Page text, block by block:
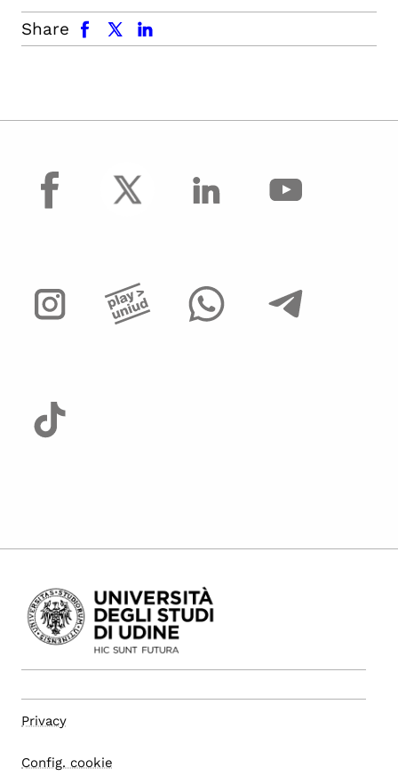
Share
facebook x.com linkedin
facebook
Privacy
Config. cookie